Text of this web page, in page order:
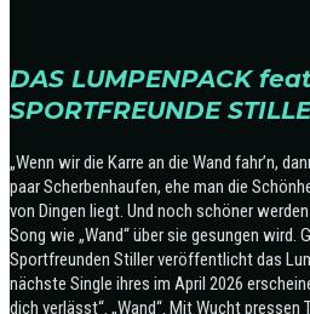
DAS LUMPENPACK
SPORTFREUNDE
„Wenn wir die Karre an die Wand fahr’n,
paar Scherbenhaufen, ehe man die
von Dingen liegt. Und noch schöner
Song wie „Wand“ über sie gesungen wird.
Sportfreunden Stiller veröffentlicht das
nächste Single ihres im April 2026
dich verlässt“. „Wand“. Mit Wucht pressen